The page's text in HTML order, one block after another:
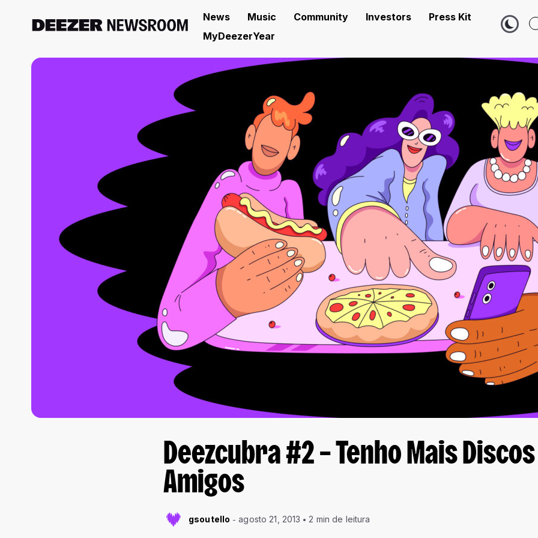
News Music Community Investors
Press Kit
MyDeezerYear
Deezcubra #2 – Tenho Mais Discos
Amigos
gsoutello agosto 21, 2013 2 min de leitura